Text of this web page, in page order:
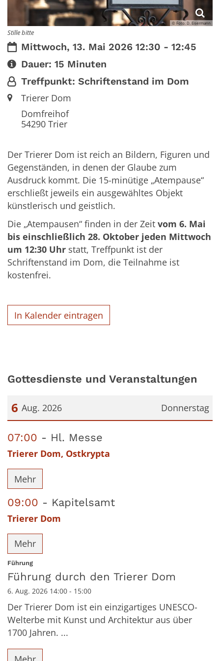
© Foto: D. Eisermann
Stille bitte
Datum:
Mittwoch, 13. Mai 2026 12:30 - 12:45
Art bzw. Nummer:
Dauer: 15 Minuten
Von:Treffpunkt: Schriftenstand im Dom
Ort:Trierer Dom
Domfreihof
54290Trier
Der Trierer Dom ist reich an Bildern, Figuren und
Gegenständen, in denen der Glaube zum
Ausdruck kommt. Die 15-minütige „Atempause“
erschließt jeweils ein ausgewähltes Objekt
künstlerisch und geistlich.
Die „Atempausen“ finden in der Zeit vom 6. Mai
bis einschließlich 28. Oktober jeden Mittwoch
um 12:30 Uhr statt, Treffpunkt ist der
Schriftenstand im Dom, die Teilnahme ist
kostenfrei.
In Kalender eintragen
Gottesdienste und Veranstaltungen
Donnerstag
6 Aug. 2026
07:00 Hl. Messe
Trierer Dom, Ostkrypta
Mehr
09:00 Kapitelsamt
Trierer Dom
Mehr
Führung:
Führung durch den Trierer Dom
6. Aug. 2026 14:00 - 15:00
Der Trierer Dom ist ein einzigartiges UNESCO-
Welterbe mit Kunst und Architektur aus über
1700 Jahren. ...